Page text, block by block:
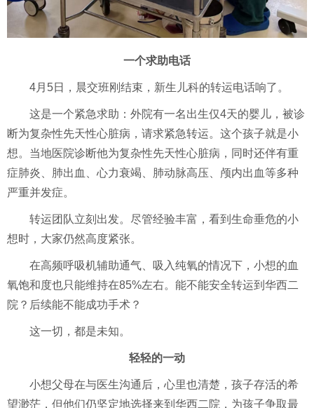
一个求助电话
4月5日，晨交班刚结束，新生儿科的转运电话响了。
这是一个紧急求助：外院有一名出生仅4天的婴儿，被诊
断为复杂性先天性心脏病，请求紧急转运。这个孩子就是小
想。当地医院诊断他为复杂性先天性心脏病，同时还伴有重
症肺炎、肺出血、心力衰竭、肺动脉高压、颅内出血等多种
严重并发症。
转运团队立刻出发。尽管经验丰富，看到生命垂危的小
想时，大家仍然高度紧张。
在高频呼吸机辅助通气、吸入纯氧的情况下，小想的血
氧饱和度也只能维持在85%左右。能不能安全转运到华西二
院？后续能不能成功手术？
这一切，都是未知。
轻轻的一动
小想父母在与医生沟通后，心里也清楚，孩子存活的希
望渺茫，但他们仍坚定地选择来到华西二院，为孩子争取最